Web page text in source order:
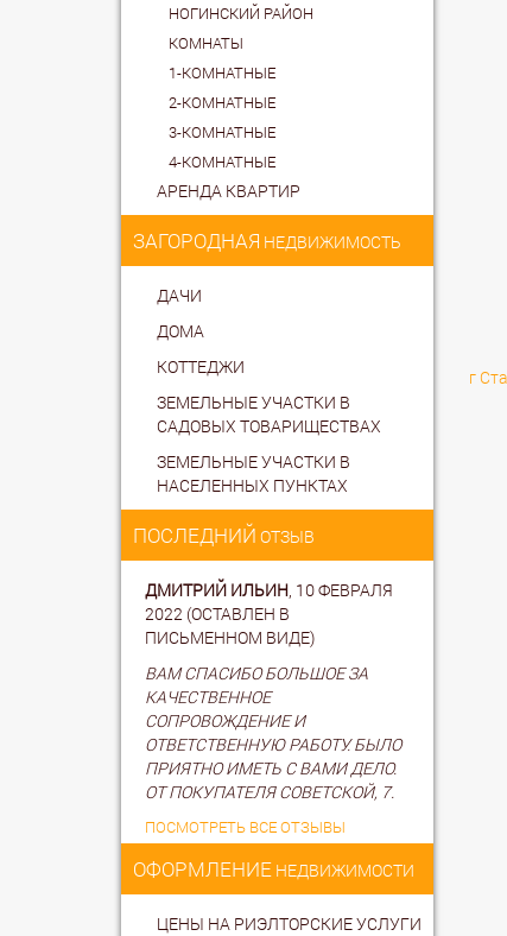
НОГИНСКИЙ РАЙОН
КОМНАТЫ
1-КОМНАТНЫЕ
2-КОМНАТНЫЕ
3-КОМНАТНЫЕ
4-КОМНАТНЫЕ
АРЕНДА КВАРТИР
ЗАГОРОДНАЯ НЕДВИЖИМОСТЬ
ДАЧИ
ДОМА
КОТТЕДЖИ
ЗЕМЕЛЬНЫЕ УЧАСТКИ В
САДОВЫХ ТОВАРИЩЕСТВАХ
ЗЕМЕЛЬНЫЕ УЧАСТКИ В
НАСЕЛЕННЫХ ПУНКТАХ
ПОСЛЕДНИЙ ОТЗЫВ
ДМИТРИЙ ИЛЬИН , 10 ФЕВРАЛЯ
2022 (ОСТАВЛЕН В
ПИСЬМЕННОМ ВИДЕ)
ВАМ СПАСИБО БОЛЬШОЕ ЗА
КАЧЕСТВЕННОЕ
СОПРОВОЖДЕНИЕ И
ОТВЕТСТВЕННУЮ РАБОТУ. БЫЛО
ПРИЯТНО ИМЕТЬ С ВАМИ ДЕЛО.
ОТ ПОКУПАТЕЛЯ СОВЕТСКОЙ, 7.
ПОСМОТРЕТЬ ВСЕ ОТЗЫВЫ
ОФОРМЛЕНИЕ НЕДВИЖИМОСТИ
ЦЕНЫ НА РИЭЛТОРСКИЕ УСЛУГИ
г